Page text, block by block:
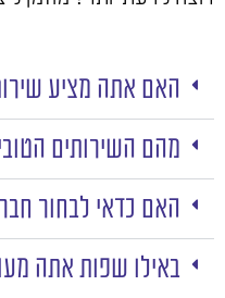
האם אתה מציע
מהם השירותים
האם כדאי לבחור
באילו שפות אתה